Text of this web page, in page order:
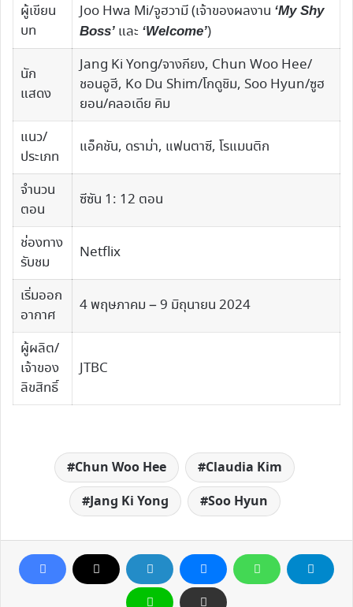
ผู้เขียน
บท
Joo Hwa Mi/จูฮวามี (เจ้าของผลงาน ‘My Shy
Boss’และ ‘Welcome’)
นัก
แสดง
Jang Ki Yong/จางกียง, Chun Woo Hee/
ชอนอูฮี, Ko Du Shim/โกดูชิม, Soo Hyun/ซูฮ
ยอน/คลอเดีย คิม
แนว/
ประเภท
แอ็คชัน, ดราม่า, แฟนตาซี, โรแมนติก
จำนวน
ตอน
ซีซัน 1: 12 ตอน
ช่องทาง
รับชม
Netflix
เริ่มออก
อากาศ
4 พฤษภาคม – 9 มิถุนายน 2024
ผู้ผลิต/
เจ้าของ
ลิขสิทธิ์
JTBC
Chun Woo Hee
Claudia Kim
Jang Ki Yong
Soo Hyun